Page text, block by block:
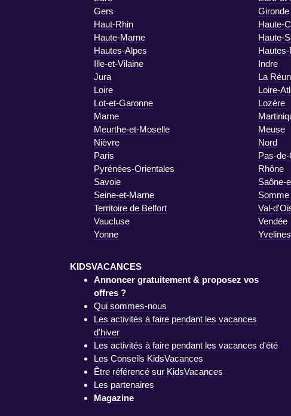
Gers
Gironde
Haut-Rhin
Haute-
Haute-Marne
Haute-
Hautes-Alpes
Ille-et-Vilaine
Indre
Jura
La
Loire
Loire-
Lot-et-Garonne
Lozère
Marne
Meurthe-et-Moselle
Meuse
Nièvre
Nord
Paris
Pas-
Pyrénées-Orientales
Rhône
Savoie
Saône-
Seine-et-Marne
Somme
Territoire de Belfort
Val-
Vaucluse
Vendée
Yonne
Yvelines
KIDSVACANCES
Annoncer gratuitement & proposez vos
offres ?
Qui sommes-nous
Les activités à faire pendant les vacances
d'hiver
Les activités à faire pendant les vacances d'été
Les Conseils KidsVacances
Être référencé sur KidsVacances
Les partenaires
Magazine